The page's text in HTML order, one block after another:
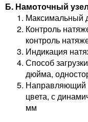
Б. Намоточный
Максимальный
Контроль
контроль
Индикация
Способ
дюйма,
Направляющий
цвета, с
мм